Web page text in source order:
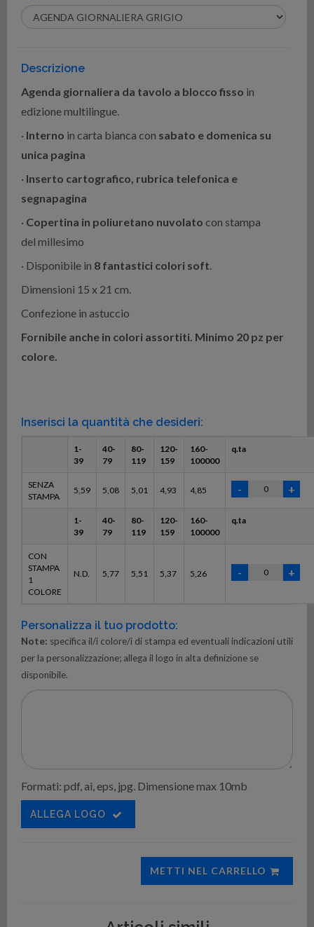
Descrizione
Agenda giornaliera da tavolo a blocco fisso in
edizione multilingue.
· Interno in carta bianca con sabato e domenica su
unica pagina
· Inserto cartografico, rubrica telefonica e
segnapagina
· Copertina in poliuretano nuvolato con stampa
del millesimo
· Disponibile in 8 fantastici colori soft.
Dimensioni 15 x 21 cm.
Confezione in astuccio
Fornibile anche in colori assortiti. Minimo 20 pz per
colore.
Inserisci la quantità che desideri:
1-
39
40-
79
80-
119
120-
159
160-
100000
q.ta
SENZA
STAMPA
5,59 5,08 5,01 4,93 4,85
1-
39
40-
79
80-
119
120-
159
160-
100000
q.ta
CON
STAMPA
1
COLORE
N.D. 5,77 5,51 5,37 5,26
Personalizza il tuo prodotto:
Note: specifica il/i colore/i di stampa ed eventuali indicazioni utili
per la personalizzazione; allega il logo in alta definizione se
disponibile.
Formati: pdf, ai, eps, jpg. Dimensione max 10mb
ALLEGA LOGO
METTI NEL CARRELLO